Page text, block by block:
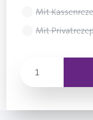
Mit
Mit